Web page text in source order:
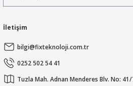
İletişim
bilgi@fixteknoloji.com.tr
0252 502 54 41
Tuzla Mah. Adnan Menderes Blv. No: